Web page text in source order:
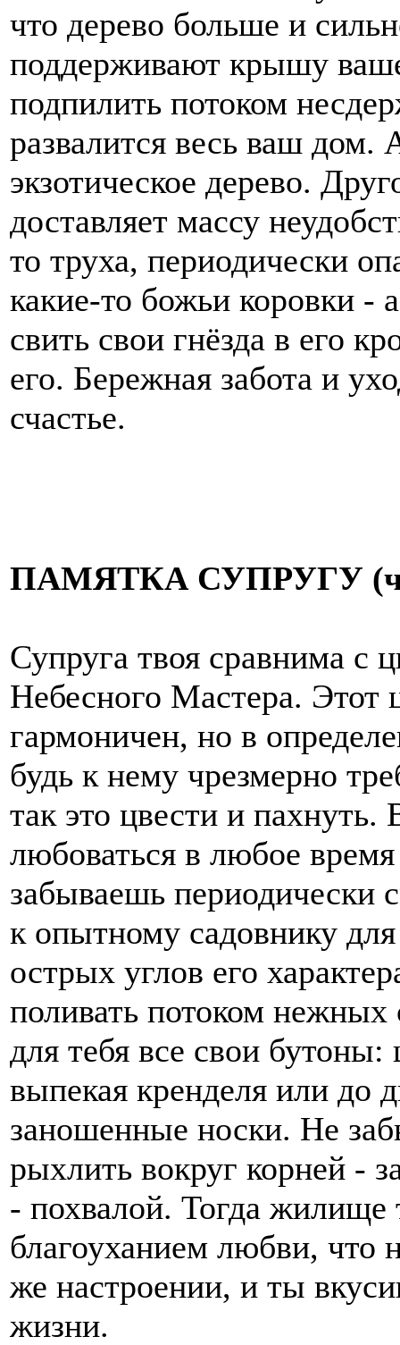
что дерево больше и
поддерживают крышу
подпилить потоком
развалится весь ваш
экзотическое дерево.
доставляет массу
то труха, периодически
какие-то божьи коровки -
свить свои гнёзда в его
его. Бережная забота и
счастье.
ПАМЯТКА СУПРУГУ
Супруга твоя сравнима с
Небесного Мастера. Этот
гармоничен, но в
будь к нему чрезмерно
так это цвести и
любоваться в любое
забываешь периодически
к опытному садовнику
острых углов его
поливать потоком нежных
для тебя все свои
выпекая кренделя или до
заношенные носки. Не
рыхлить вокруг корней -
- похвалой. Тогда жилище
благоуханием любви, что
же настроении, и ты
жизни.